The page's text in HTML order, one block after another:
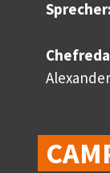
Sprecher: